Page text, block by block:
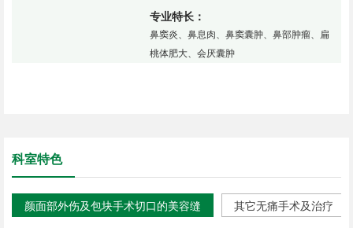
专业特长：
鼻窦炎、鼻息肉、鼻窦囊肿、鼻部肿瘤、扁
桃体肥大、会厌囊肿
科室特色
颜面部外伤及包块手术切口的美容缝 其它无痛手术及治疗